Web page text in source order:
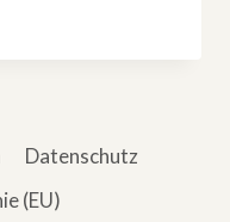
Datenschutz
(EU)